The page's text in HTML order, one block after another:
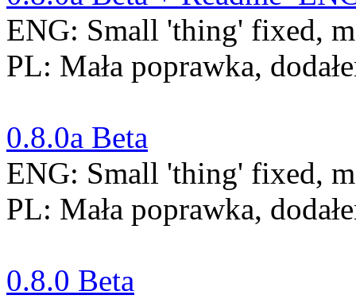
ENG: Small 'thing' fixed,
PL: Mała poprawka,
0.8.0a Beta
ENG: Small 'thing' fixed,
PL: Mała poprawka,
0.8.0 Beta